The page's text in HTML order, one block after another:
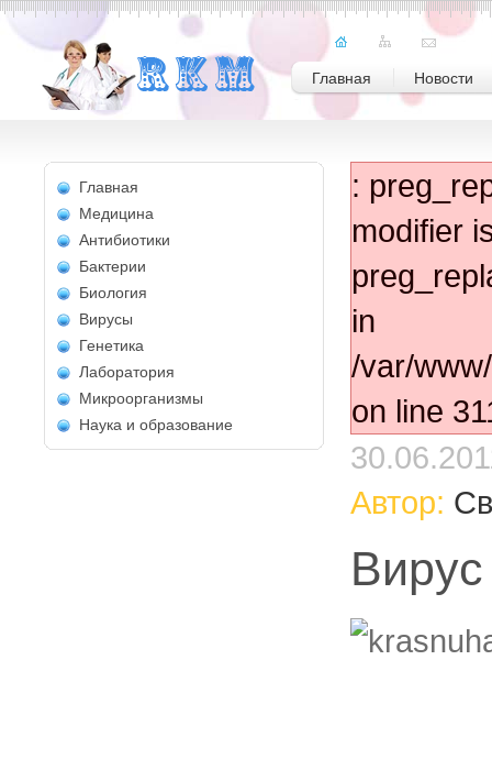
Главная Новости
Главная
Медицина
Антибиотики
Бактерии
Биология
Вирусы
Генетика
Лаборатория
Микроорганизмы
Наука и образование
:
modifier
in
/var/
on line
Автор: